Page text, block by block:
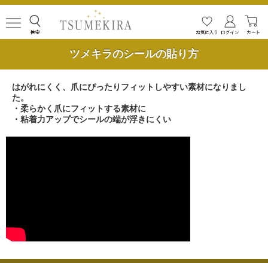
ツメキラのシールの貼り方
はがれにくく、爪にぴったりフィットしやすい素材になりまし
た。
・柔らかく爪にフィットする素材に
・粘着力アップでシールの端が浮きにくい